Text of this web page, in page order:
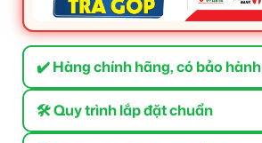
✔️ Hàng chính hãng, có bảo hành
🛠 Quy trình lắp đặt chuẩn